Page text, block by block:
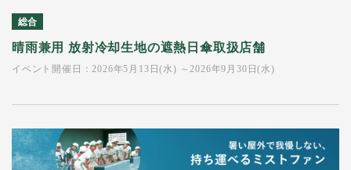
総合
晴雨兼用 放射冷却生地の遮熱日傘取扱店舗
イベント開催日：2026年5月13日(水) ～2026年9月30日(水)